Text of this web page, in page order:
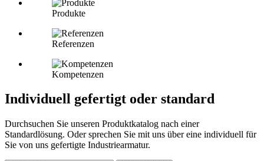
Produkte
Referenzen
Kompetenzen
Individuell gefertigt oder standard
Durchsuchen Sie unseren Produktkatalog nach einer
Standardlösung. Oder sprechen Sie mit uns über eine individuell für
Sie von uns gefertigte Industriearmatur.